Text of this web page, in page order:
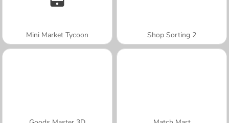
Mini Market Tycoon Shop Sorting 2